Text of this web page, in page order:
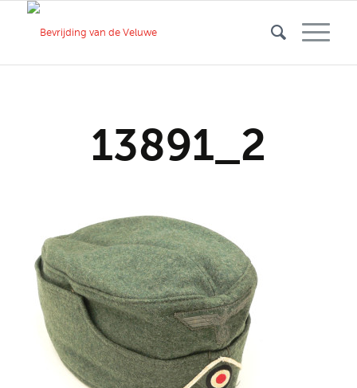
13891_2